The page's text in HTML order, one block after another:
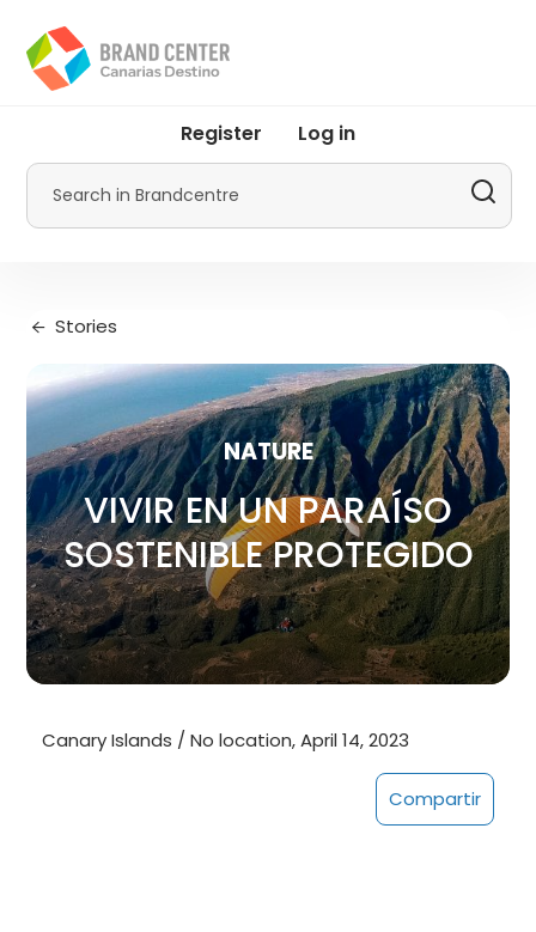
main
content
menu
Promotur
Register Log in
Search
Stories
VIVIR EN UN PARAÍSO
SOSTENIBLE PROTEGIDO
NATURE
Canary Islands / No location, April 14, 2023
Compartir